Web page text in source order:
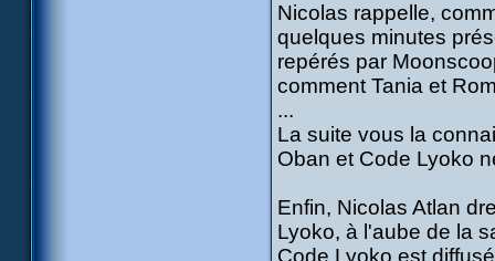
Nicolas rappelle,
quelques minutes
repérés par
comment Tania et
...
La suite vous la
Oban et Code Lyoko
Enfin, Nicolas Atlan
Lyoko, à l'aube de la
Code Lyoko est